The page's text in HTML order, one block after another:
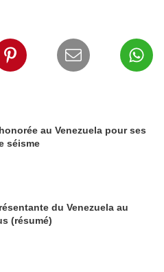
au Venezuela pour ses
séisme
du Venezuela au
(résumé)